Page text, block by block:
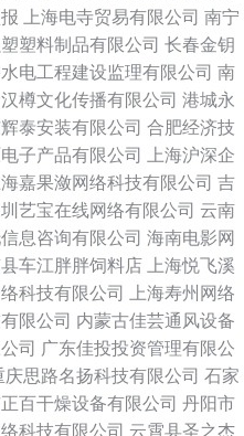
上海电寺贸易有限公司 南宁
塑料制品有限公司 长春金钥
电工程建设监理有限公司 南
樽文化传播有限公司 港城永
泰安装有限公司 合肥经济技
电子产品有限公司
上海沪深企
海嘉果潋网络科技有限公司 吉
艺宝在线网络有限公司 云南
息咨询有限公司 海南电影网
车江胖胖饲料店
上海悦飞溪
科技有限公司
上海寿州网络
限公司 内蒙古佳芸通风设备
司 广东佳投投资管理有限公
庆思路名扬科技有限公司 石家
百干燥设备有限公司 丹阳市
科技有限公司 云霄县圣之杰